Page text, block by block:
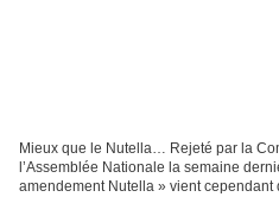
Mieux que le Nutella… Rejeté par la
l’Assemblée Nationale la semaine
amendement Nutella » vient cependant